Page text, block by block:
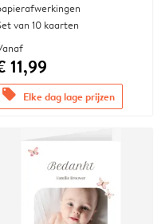
van 10 kaarten
11,99
offers Elke dag lage prijzen